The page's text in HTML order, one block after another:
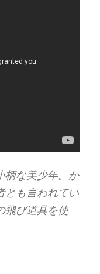
柄な美少年。か
とも言われてい
飛び道具を使